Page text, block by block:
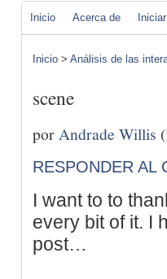
Inicio Acerca de
Inicio > Análisis de las
scene
por Andrade Willis
RESPONDER AL
I want to to
every bit of it. I
post…